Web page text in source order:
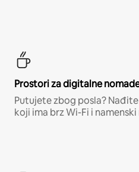
Prostori za digitalne
Putujete zbog posla?
koji ima brz Wi-Fi i